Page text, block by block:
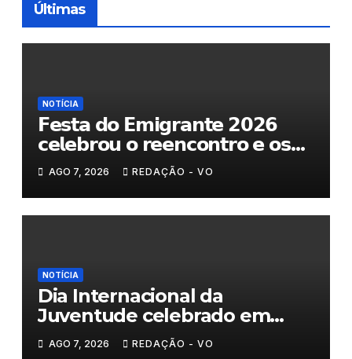
Últimas
NOTÍCIA
𝗙𝗲𝘀𝘁𝗮 𝗱𝗼 𝗘𝗺𝗶𝗴𝗿𝗮𝗻𝘁𝗲 𝟮𝟬𝟮𝟲
𝗰𝗲𝗹𝗲𝗯𝗿𝗼𝘂 𝗼 𝗿𝗲𝗲𝗻𝗰𝗼𝗻𝘁𝗿𝗼 𝗲 𝗼𝘀
𝗹𝗮𝗰̧𝗼𝘀 𝗾𝘂𝗲 𝘂𝗻𝗲𝗺 𝗠𝘂𝗿𝗰̧𝗮
AGO 7, 2026 REDAÇÃO - VO
NOTÍCIA
Dia Internacional da
Juventude celebrado em
Chaves com atividades
AGO 7, 2026 REDAÇÃO - VO